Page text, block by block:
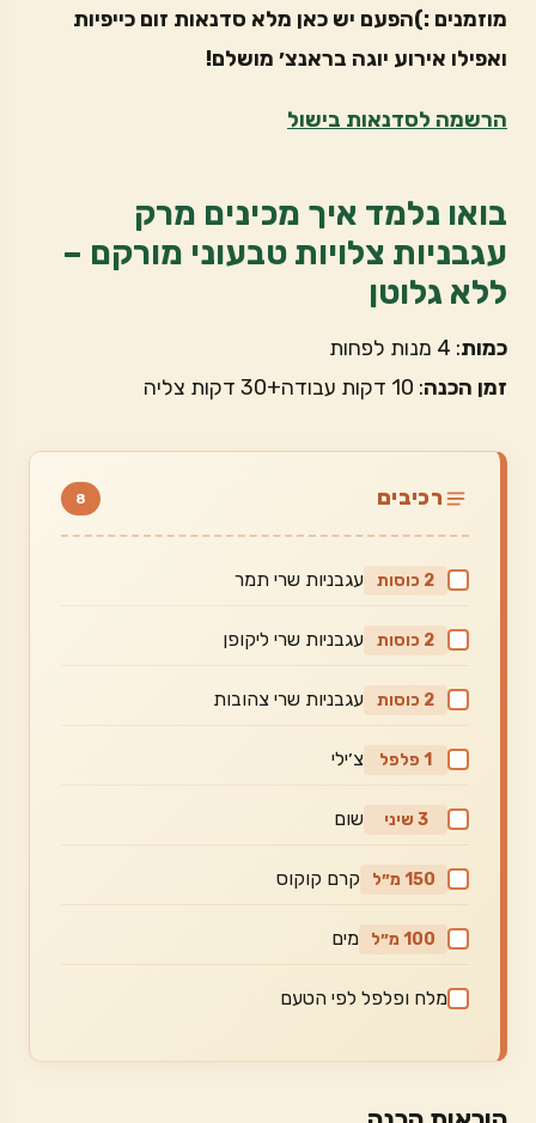
מוזמנים :)הפעם יש כאן מלא סדנאות זום כייפיות
ואפילו אירוע יוגה בראנצ׳ מושלם!
הרשמה לסדנאות בישול
בואו נלמד איך מכינים מרק
עגבניות צלויות טבעוני מורקם –
ללא גלוטן
כמות: 4 מנות לפחות
זמן הכנה: 10 דקות עבודה+30 דקות צליה
רכיבים 8
2 כוסות עגבניות שרי תמר
2 כוסות עגבניות שרי ליקופן
2 כוסות עגבניות שרי צהובות
1 פלפל צ׳ילי
3 שיני שום
150 מ״ל קרם קוקוס
100 מ״ל מים
מלח ופלפל לפי הטעם